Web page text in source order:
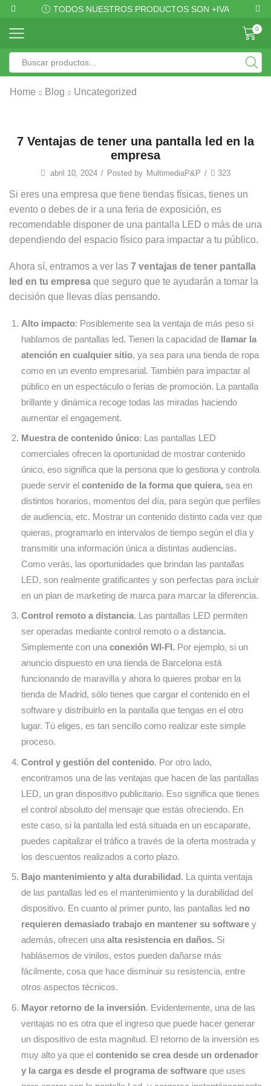
TODOS NUESTROS PRODUCTOS SON +IVA
0
Home Blog Uncategorized
7 Ventajas de tener una pantalla led en la
empresa
abril 10, 2024 / Posted by MultimediaP&P / 323
Si eres una empresa que tiene tiendas físicas, tienes un
evento o debes de ir a una feria de exposición, es
recomendable disponer de una pantalla LED o más de una
dependiendo del espacio físico para impactar a tu público.
Ahora sí, entramos a ver las 7 ventajas de tener pantalla
led en tu empresa que seguro que te ayudarán a tomar la
decisión que llevas días pensando.
Alto impacto: Posiblemente sea la ventaja de más peso si
hablamos de pantallas led. Tienen la capacidad de
llamar la
atención en cualquier sitio, ya sea para una tienda de ropa
como en un evento empresarial. También para impactar al
público en un espectáculo o ferias de promoción. La pantalla
brillante y dinámica recoge todas las miradas haciendo
aumentar el engagement.
Muestra de contenido único: Las pantallas LED
comerciales ofrecen la oportunidad de mostrar contenido
único, eso significa que la persona que lo gestiona y controla
puede servir el contenido de la forma que quiera, sea en
distintos horarios, momentos del día, para según que perfiles
de audiencia, etc. Mostrar un contenido distinto cada vez que
quieras, programarlo en intervalos de tiempo según el día y
transmitir una información única a distintas audiencias.
Como verás, las oportunidades que brindan las pantallas
LED, son realmente gratificantes y son perfectas para incluir
en un plan de marketing de marca para marcar la diferencia.
Control remoto a distancia. Las pantallas LED permiten
ser operadas mediante control remoto o a distancia.
Simplemente con unaconexión WI-FI. Por ejemplo, si un
anuncio dispuesto en una tienda de Barcelona está
funcionando de maravilla y ahora lo quieres probar en la
tienda de Madrid, sólo tienes que cargar el contenido en el
software y distribuirlo en la pantalla que tengas en el otro
lugar. Tú eliges, es tan sencillo como realizar este simple
proceso.
Control y gestión del contenido. Por otro lado,
encontramos una de las ventajas que hacen de las pantallas
LED, un gran dispositivo publicitario. Eso significa que tienes
el control absoluto del mensaje que estás ofreciendo. En
este caso, si la pantalla led está situada en un escaparate,
puedes capitalizar el tráfico a través de la oferta mostrada y
los descuentos realizados a corto plazo.
Bajo mantenimiento y alta durabilidad . La quinta ventaja
de las pantallas led es el mantenimiento y la durabilidad del
dispositivo. En cuanto al primer punto, las pantallas led no
requieren demasiado trabajo en mantener su software y
además, ofrecen unaalta resistencia en daños. Si
hablásemos de vinilos, estos pueden dañarse más
fácilmente, cosa que hace disminuir su resistencia, entre
otros aspectos técnicos.
Mayor retorno de la inversión. Evidentemente, una de las
ventajas no es otra que el ingreso que puede hacer generar
un dispositivo de esta magnitud. El retorno de la inversión es
muy alto ya que el contenido se crea desde un ordenador
y la carga es desde el programa de software que uses